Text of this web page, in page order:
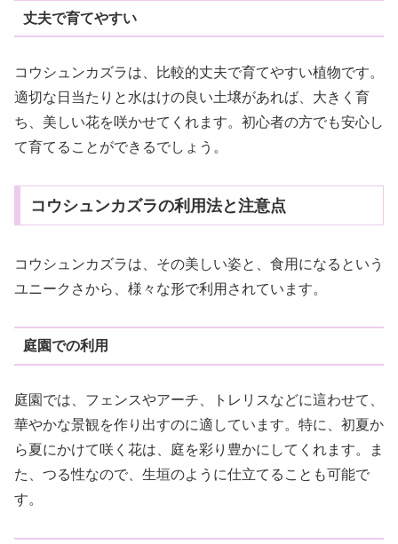
丈夫で育てやすい
コウシュンカズラは、比較的丈夫で育てやすい植物です。
適切な日当たりと水はけの良い土壌があれば、大きく育
ち、美しい花を咲かせてくれます。初心者の方でも安心し
て育てることができるでしょう。
コウシュンカズラの利用法と注意点
コウシュンカズラは、その美しい姿と、食用になるという
ユニークさから、様々な形で利用されています。
庭園での利用
庭園では、フェンスやアーチ、トレリスなどに這わせて、
華やかな景観を作り出すのに適しています。特に、初夏か
ら夏にかけて咲く花は、庭を彩り豊かにしてくれます。ま
た、つる性なので、生垣のように仕立てることも可能で
す。